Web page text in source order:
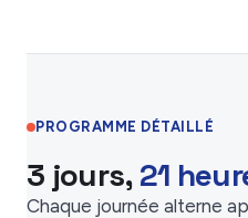
PROGRAMME DÉTAILLÉ
3 jours,21
Chaque journée alterne